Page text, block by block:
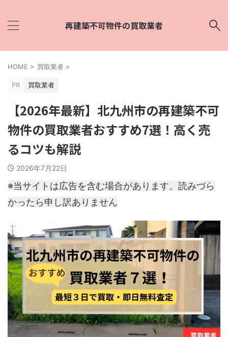
再建築不可物件の買取業者
HOME > 買取業者 >
PR 買取業者
【2026年最新】北九州市の再建築不可
物件の買取業者おすすめ7選！高く売
るコツも解説
2026年7月22日
※当サイトは広告を含む場合があります。読みづら
かったら申し訳ありません